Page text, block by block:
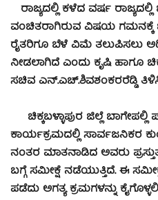
ರಾಜ್ಯದಲ್ಲಿ ಕಳೆದ ವರ್ಷ
ವಂಚಿತರಾಗಿರುವ ವಿಷಯ ಗಮನಕ್ಕೆ
ರೈತರಿಗೂ ಬೆಳೆ ವಿಮೆ ತಲುಪಿಸಲು
ನೀಡಲಾಗಿದೆ ಎಂದು ಕೃಷಿ ಹಾಗೂ
ಸಚಿವ ಎನ್.ಎಚ್.ಶಿವಶಂಕರರೆಡ್ಡಿ
ಚಿಕ್ಕಬಳ್ಳಾಪುರ ಜಿಲ್ಲೆ
ಕಾರ್ಯಕ್ರಮದಲ್ಲಿ ಸಾರ್ವಜನಿಕರ
ನಂತರ ಮಾತನಾಡಿದ ಅವರು
ಬಗ್ಗೆ ಸಮೀಕ್ಷೆ ನಡೆಯುತ್ತಿದೆ. ಈ
ಪಡೆದು ಅಗತ್ಯ ಕ್ರಮಗಳನ್ನು